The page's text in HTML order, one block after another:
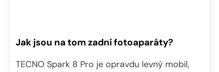
Jak jsou na tom zadní fotoaparáty?
TECNO Spark 8 Pro je opravdu levný mobil,